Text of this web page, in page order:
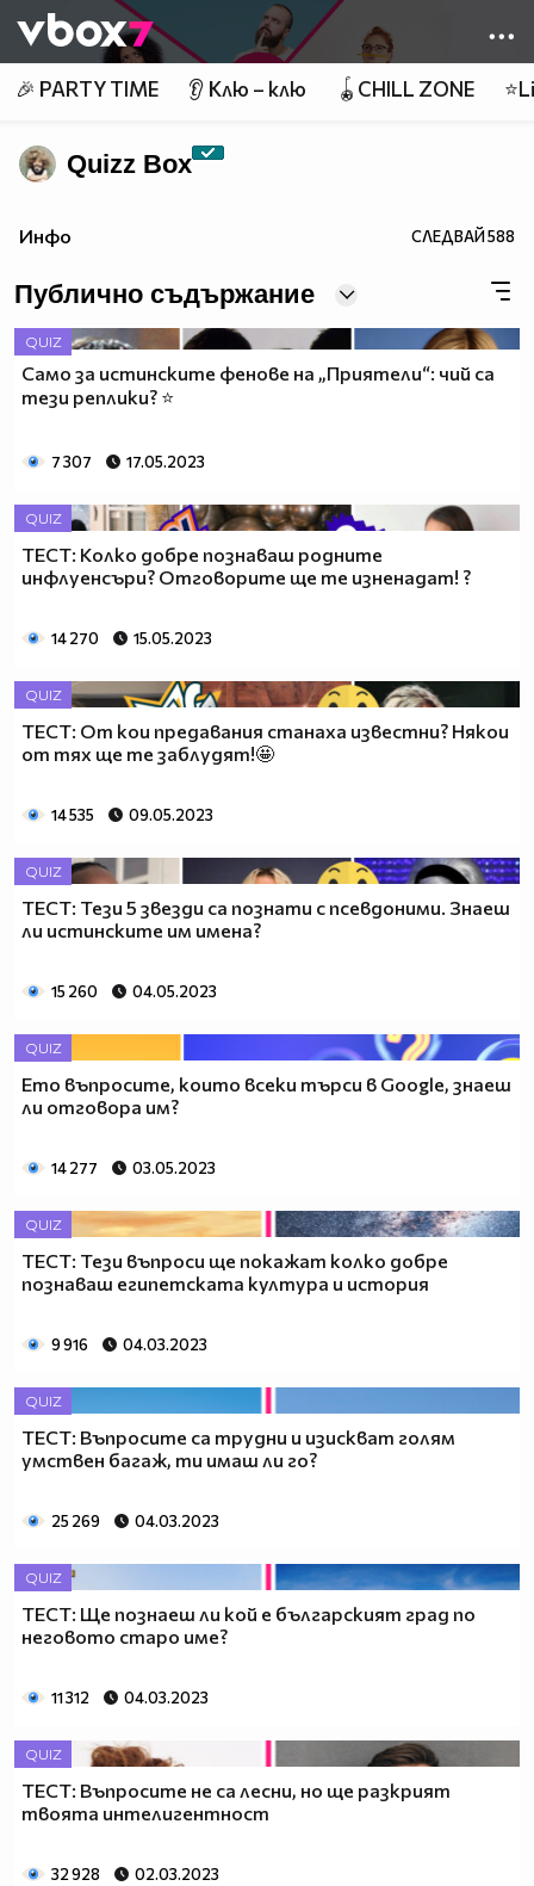
👾
🎉 PARTY TIME 👂 Клю – клю 🪀CHILL ZONE
Quizz Box
Инфо СЛЕДВАЙ588
Публично съдържание
QUIZ
Само за истинските фенове на „Приятели“: чий са
тези реплики? ⭐
7 307 17.05.2023
QUIZ
ТЕСТ: Колко добре познаваш родните
инфлуенсъри? Отговорите ще те изненадат! ?
14 270 15.05.2023
QUIZ
ТЕСТ: От кои предавания станаха известни? Някои
от тях ще те заблудят!🤩
14 535 09.05.2023
QUIZ
ТЕСТ: Тези 5 звезди са познати с псевдоними. Знаеш
ли истинските им имена?
15 260 04.05.2023
QUIZ
Ето въпросите, които всеки търси в Google, знаеш
ли отговора им?
14 277 03.05.2023
QUIZ
ТЕСТ: Тези въпроси ще покажат колко добре
познаваш египетската култура и история
9 916 04.03.2023
QUIZ
ТЕСТ: Въпросите са трудни и изискват голям
умствен багаж, ти имаш ли го?
25 269 04.03.2023
QUIZ
ТЕСТ: Ще познаеш ли кой е българският град по
неговото старо име?
11 312 04.03.2023
QUIZ
ТЕСТ: Въпросите не са лесни, но ще разкрият
твоята интелигентност
32 928 02.03.2023